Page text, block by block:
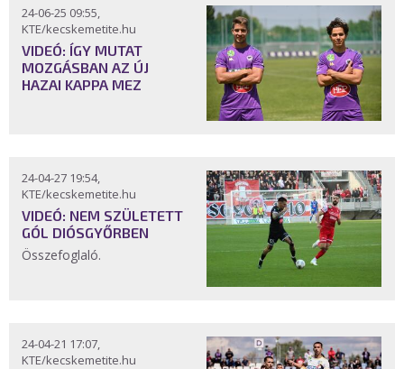
24-06-25 09:55,
KTE/kecskemetite.hu
VIDEÓ: ÍGY MUTAT
MOZGÁSBAN AZ ÚJ
HAZAI KAPPA MEZ
24-04-27 19:54,
KTE/kecskemetite.hu
VIDEÓ: NEM SZÜLETETT
GÓL DIÓSGYŐRBEN
Összefoglaló.
24-04-21 17:07,
KTE/kecskemetite.hu